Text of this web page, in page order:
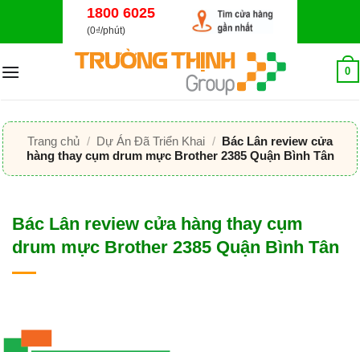
dung
1800 6025
(0₫/phút)
0
Trang chủ / Dự Án Đã Triển Khai / Bác Lân review cửa
hàng thay cụm drum mực Brother 2385 Quận Bình Tân
Bác Lân review cửa hàng thay cụm
drum mực Brother 2385 Quận Bình Tân